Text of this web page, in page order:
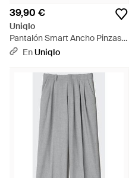
39,90 €
Uniqlo
Pantalón Smart Ancho Pinzas -
Blanco
EnUniqlo